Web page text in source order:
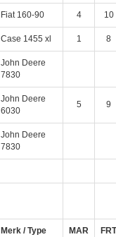
Fiat 160-90 4 10
Case 1455 xl 1 8
John Deere
7830
John Deere
6030
5 9
John Deere
7830
Merk / Type MAR FRT